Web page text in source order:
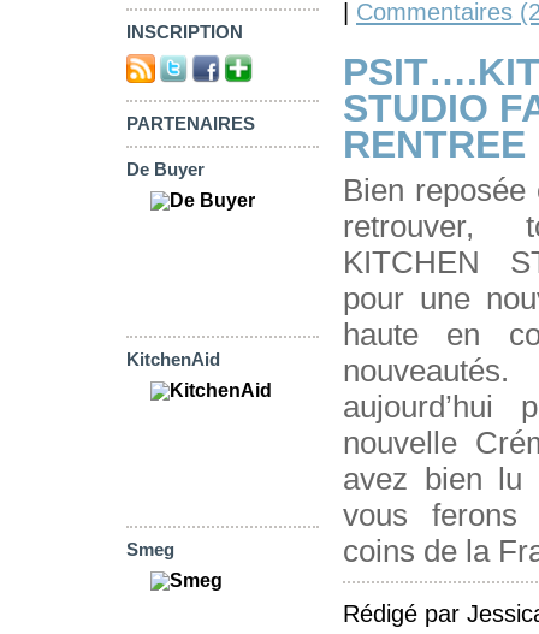
INSCRIPTION
PARTENAIRES
De Buyer
KitchenAid
Smeg
| Commentaires
STUDIO
RENTREE
Bien
retrouver,
KITCHEN
pour une
haute en
aujourd’hui
nouvelle
avez bien lu
vous ferons
coins de la
Rédigé par